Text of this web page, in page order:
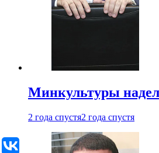
Минкультуры
2 года спустя2 года спустя